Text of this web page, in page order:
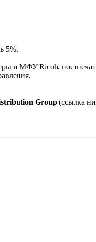
5%.
и МФУ Ricoh,
Group (ссылка